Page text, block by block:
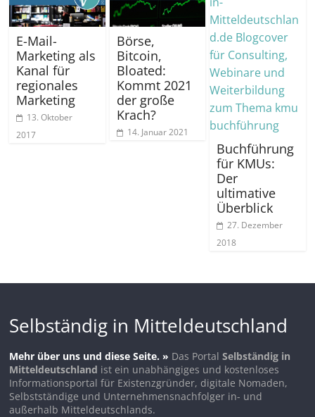
E-Mail-
Marketing als
Kanal für
regionales
Marketing
13. Oktober
2017
Börse,
Bitcoin,
Bloated:
Kommt 2021
der große
Krach?
14. Januar 2021
Buchführung
für KMUs:
Der
ultimative
Überblick
27. Dezember
2018
Selbständig in Mitteldeutschland
Mehr über uns und diese Seite. » Das PortalSelbständig in
Mitteldeutschland ist ein unabhängiges und kostenloses
Informationsportal für Existenzgründer, digitale Nomaden,
Selbstständige und Unternehmensnachfolger in- und
außerhalb Mitteldeutschlands.